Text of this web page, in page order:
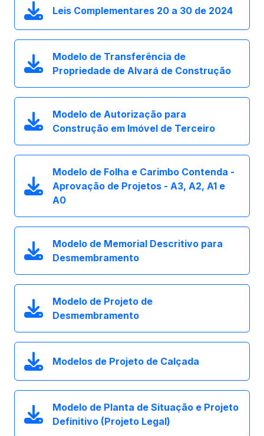
Leis Complementares 20 a 30 de 2024
Modelo de Transferência de
Propriedade de Alvará de Construção
Modelo de Autorização para
Construção em Imóvel de Terceiro
Modelo de Folha e Carimbo Contenda -
Aprovação de Projetos - A3, A2, A1 e
A0
Modelo de Memorial Descritivo para
Desmembramento
Modelo de Projeto de
Desmembramento
Modelos de Projeto de Calçada
Modelo de Planta de Situação e Projeto
Definitivo (Projeto Legal)